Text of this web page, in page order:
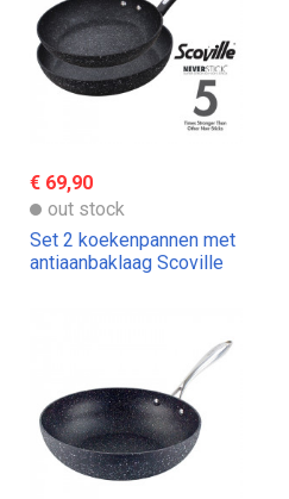
€ 69,90
out stock
Set 2 koekenpannen met
antiaanbaklaag Scoville